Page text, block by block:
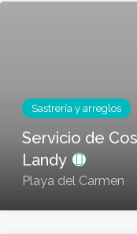
Sastrería y arreglos
Servicio de
Landy
Playa del Carmen